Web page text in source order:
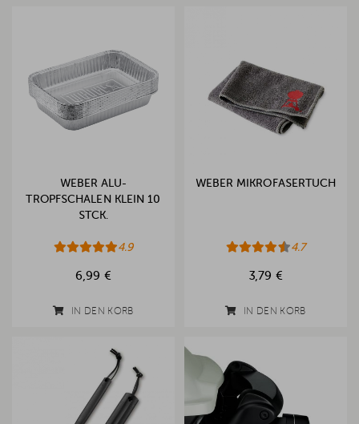
WEBER ALU-
TROPFSCHALEN KLEIN 10
STCK.
4.9
6,99 €
IN DEN KORB
WEBER MIKROFASERTUCH
4.7
3,79 €
IN DEN KORB